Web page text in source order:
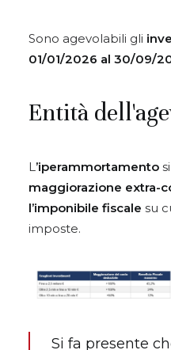
Sono agevolabili gli
01/01/2026 al 30/09/
Entità
L’iperammortamento
maggiorazione extra-
l’imponibile fiscale su
imposte.
Si fa presente